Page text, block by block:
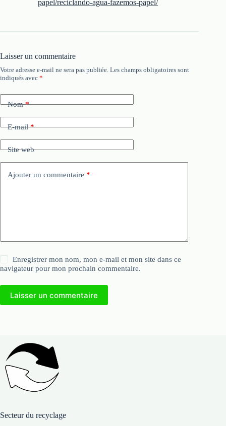
papel/reciclando-agua-fazemos-papel/
Laisser un commentaire
Votre adresse e-mail ne sera pas publiée. Les champs obligatoires sont
indiqués avec *
Nom*
E-mail*
Site web
Ajouter un commentaire *
Enregistrer mon nom, mon e-mail et mon site dans ce
navigateur pour mon prochain commentaire.
Laisser un commentaire
Secteur du recyclage